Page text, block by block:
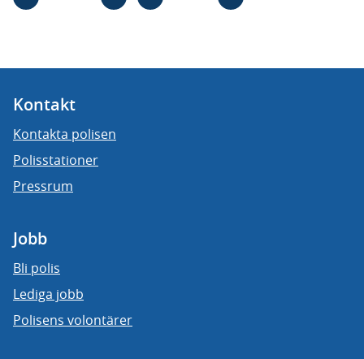
Kontakt
Kontakta polisen
Polisstationer
Pressrum
Jobb
Bli polis
Lediga jobb
Polisens volontärer